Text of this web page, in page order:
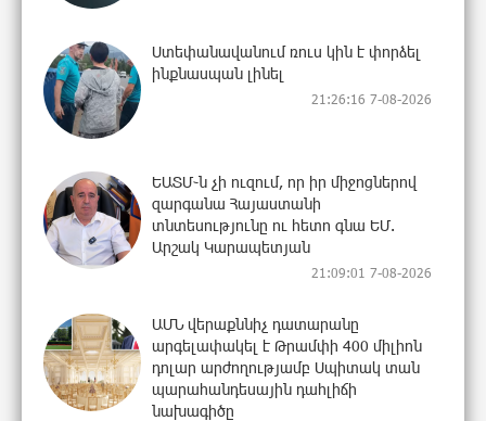
Ստեփանավանում ռուս կին է փորձել
ինքնասպան լինել
21:26:16 7-08-2026
ԵԱՏՄ֊ն չի ուզում, որ իր միջոցներով
զարգանա Հայաստանի
տնտեսությունը ու հետո գնա ԵՄ.
Արշակ Կարապետյան
21:09:01 7-08-2026
ԱՄՆ վերաքննիչ դատարանը
արգելափակել է Թրամփի 400 միլիոն
դոլար արժողությամբ Սպիտակ տան
պարահանդեսային դահլիճի
նախագիծը